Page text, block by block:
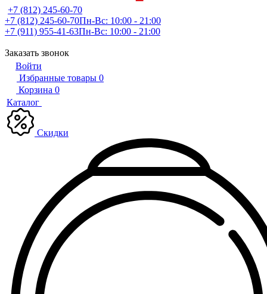
+7 (812) 245-60-70
+7 (812) 245-60-70Пн-Вс: 10:00 - 21:00
+7 (911) 955-41-63Пн-Вс: 10:00 - 21:00
Заказать звонок
Войти
Избранные товары 0
Корзина 0
Каталог
Скидки